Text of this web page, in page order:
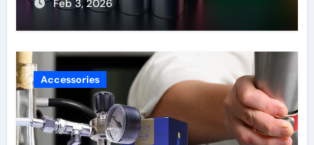
Feb 3, 2026
Accessories